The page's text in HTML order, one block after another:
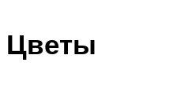
Цветы